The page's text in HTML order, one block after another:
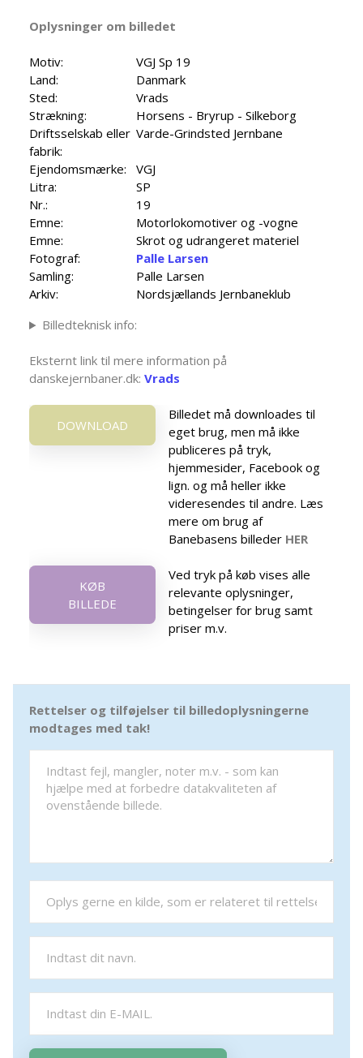
Oplysninger om billedet
Motiv:
VGJ Sp 19
Land:
Danmark
Sted:
Vrads
Strækning:
Horsens - Bryrup - Silkeborg
Driftsselskab eller
fabrik:
Varde-Grindsted Jernbane
Ejendomsmærke:
VGJ
Litra:
SP
Nr.:
19
Emne:
Motorlokomotiver og -vogne
Emne:
Skrot og udrangeret materiel
Fotograf:
Palle Larsen
Samling:
Palle Larsen
Arkiv:
Nordsjællands Jernbaneklub
Billedteknisk info:
Eksternt link til mere information på
danskejernbaner.dk: Vrads
DOWNLOAD
Billedet må downloades til
eget brug, men må ikke
publiceres på tryk,
hjemmesider, Facebook og
lign. og må heller ikke
videresendes til andre. Læs
mere om brug af
Banebasens billeder HER
KØB
BILLEDE
Ved tryk på køb vises alle
relevante oplysninger,
betingelser for brug samt
priser m.v.
Rettelser og tilføjelser til billedoplysningerne
modtages med tak!